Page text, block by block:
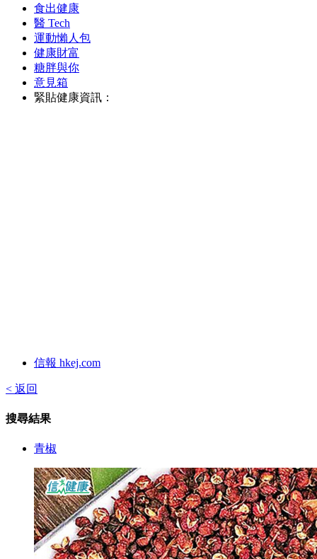
食出健康
醫 Tech
運動懶人包
健康財富
糖胖與你
意見箱
緊貼健康資訊：
信報 hkej.com
< 返回
搜尋結果
青椒